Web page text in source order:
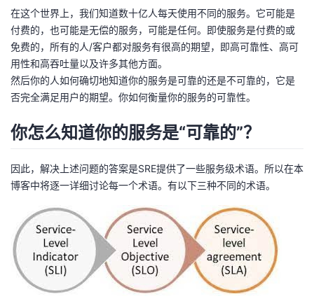
坛圈
子
的
直
播
我
的
活
我
的
注
我
开
发
学
堂
的
Programs
我
的
持
我
在这个世界上，我们知道数十亿人每天使用不同的服务。它可能是
付费的，也可能是无偿的服务，可能是任何。即使服务是付费的或
免费的，所有的人/客户都对服务有很高的期望，即高可靠性、高可
用性和高吞吐量以及许多其他方面。
然后你的人如何确切地知道你的服务是可靠的还是不可靠的，它是
否完全满足用户的期望。你如何衡量你的服务的可靠性。
你怎么知道你的服务是“可靠的”？
因此，解决上述问题的答案是SRE提供了一些服务级术语。所以在本
博客中将逐一详细讨论每一个术语。有以下三种不同的术语。